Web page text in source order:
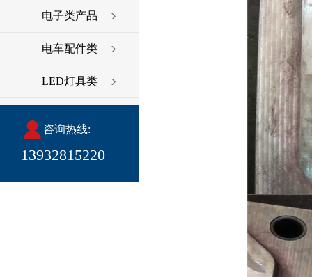
电子类产品
电车配件类
LED灯具类
咨询热线:
13932815220